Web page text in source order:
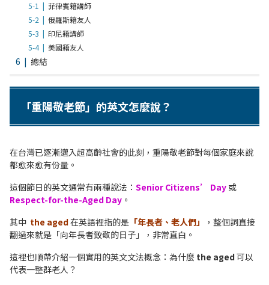
菲律賓籍講師
俄羅斯籍友人
印尼籍講師
美國籍友人
總結
「重陽敬老節」的英文怎麼說？
在台灣已逐漸邁入超高齡社會的此刻，重陽敬老節對每個家庭來說
都愈來愈有份量。
這個節日的英文通常有兩種說法： Senior Citizens’ Day 或
Respect-for-the-Aged Day 。
其中 the aged在英語裡指的是 「年長者、老人們」
，整個詞直接
翻過來就是「向年長者致敬的日子」，非常直白。
這裡也順帶介紹一個實用的英文文法概念：為什麼 the aged 可以
代表一整群老人？